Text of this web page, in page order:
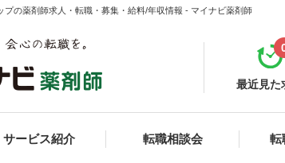
プの薬剤師求人・転職・募集・給料/年収情報 - マイナビ薬剤師
最近見た
サービス紹介 転職相談会 転